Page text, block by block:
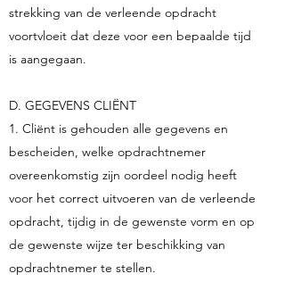
strekking van de verleende opdracht
voortvloeit dat deze voor een bepaalde tijd
is aangegaan.
D. GEGEVENS CLIËNT
1. Cliënt is gehouden alle gegevens en
bescheiden, welke opdrachtnemer
overeenkomstig zijn oordeel nodig heeft
voor het correct uitvoeren van de verleende
opdracht, tijdig in de gewenste vorm en op
de gewenste wijze ter beschikking van
opdrachtnemer te stellen.